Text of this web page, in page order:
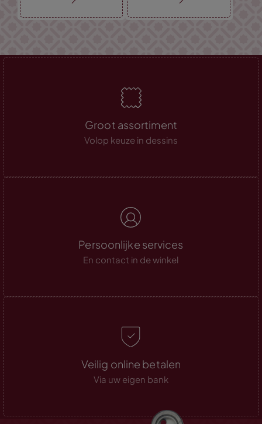
Groot assortiment
Volop keuze in dessins
Persoonlijke services
En contact in de winkel
Veilig online betalen
Via uw eigen bank